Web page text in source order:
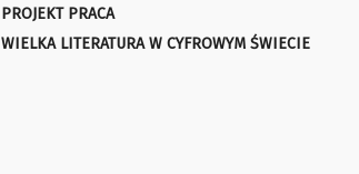
PROJEKT PRACA
WIELKA LITERATURA W CYFROWYM ŚWIECIE